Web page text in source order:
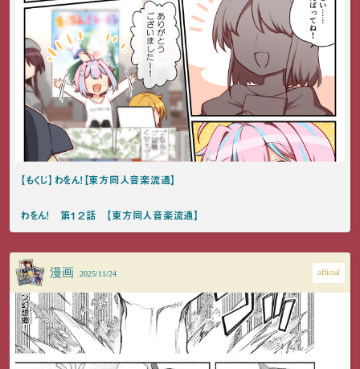
【もくじ】わをん！【東方同人音楽流通】
わをん！ 第１２話 【東方同人音楽流通】
漫画 2025/11/24 official